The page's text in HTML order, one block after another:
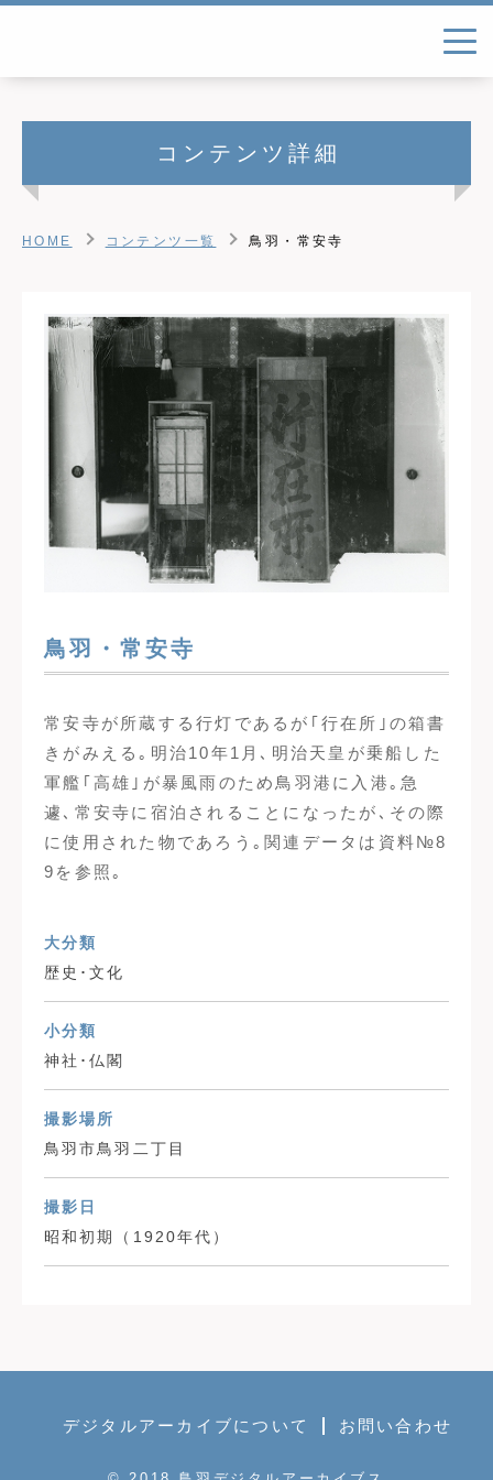
コンテンツ詳細
HOME コンテンツ一覧 鳥羽・常安寺
鳥羽・常安寺
常安寺が所蔵する行灯であるが｢行在所｣の箱書
きがみえる｡明治10年1月､明治天皇が乗船した
軍艦｢高雄｣が暴風雨のため鳥羽港に入港｡急
遽､常安寺に宿泊されることになったが､その際
に使用された物であろう｡関連データは資料№8
9を参照｡
大分類
歴史･文化
小分類
神社･仏閣
撮影場所
鳥羽市鳥羽二丁目
撮影日
昭和初期（1920年代）
デジタルアーカイブについて お問い合わせ